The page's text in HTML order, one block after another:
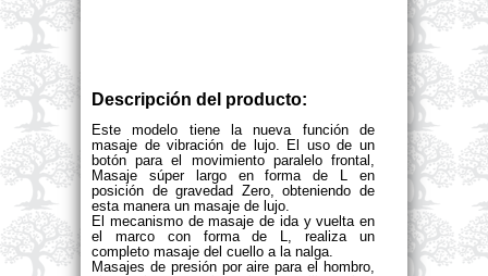
Descripción del producto:
Este modelo tiene la nueva función de
masaje de vibración de lujo. El uso de un
botón para el movimiento paralelo frontal,
Masaje súper largo en forma de L en
posición de gravedad Zero, obteniendo de
esta manera un masaje de lujo.
El mecanismo de masaje de ida y vuelta en
el marco con forma de L, realiza un
completo masaje del cuello a la nalga.
Masajes de presión por aire para el hombro,